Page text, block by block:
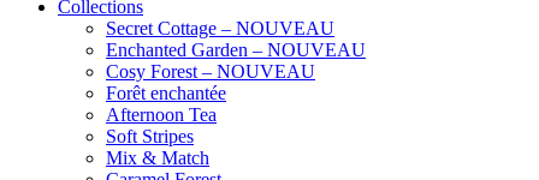
Collections
Secret Cottage – NOUVEAU
Enchanted Garden – NOUVEAU
Cosy Forest – NOUVEAU
Forêt enchantée
Afternoon Tea
Soft Stripes
Mix & Match